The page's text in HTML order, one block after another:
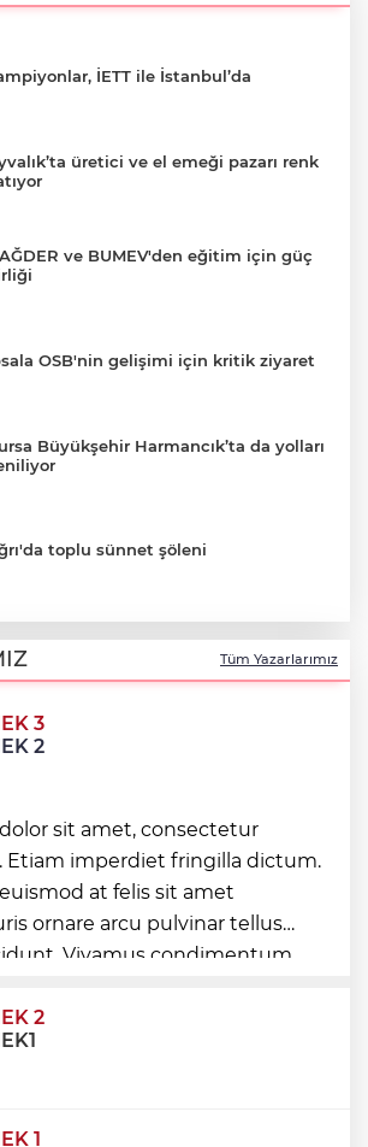
İETT ile İstanbul’da
üretici ve el emeği pazarı renk
ve BUMEV'den eğitim için güç
OSB'nin gelişimi için kritik ziyaret
Büyükşehir Harmancık’ta da yolları
toplu sünnet şöleni
geleceğin yüzücüleri
aldı
Hazar Ali, ilk kez “anne” dedi
Keser’den müzik ve kahkaha
gece
Tüm Yazarlarımız
3
2
sit amet, consectetur
Etiam imperdiet fringilla dictum.
at felis sit amet
ornare arcu pulvinar tellus
Vivamus condimentum
et, faucibus sapien. Praese
2
1